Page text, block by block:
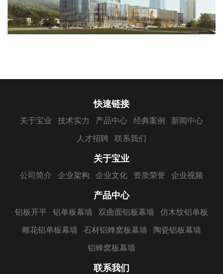
快速链接
关于宝业 技术实力 产品中心 经典案例 新闻中心
人才招聘 联系我们
关于宝业
公司简介 企业架构 企业文化 资质荣誉 企业视频
产品中心
铝板开平 铝单板幕墙 双曲面铝板幕墙 仿木纹铝单板
雕花铝单板幕墙 石材铝蜂窝板幕墙 陶瓷铝板幕墙
铝蜂窝板幕墙
联系我们